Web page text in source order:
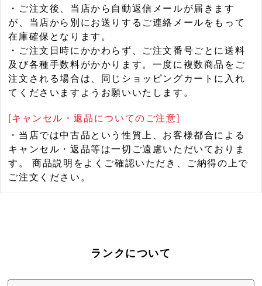
・ご注文後、当店から自動返信メールが届きます
が、当店から別にお送りするご連絡メールをもって
在庫確保となります。
・ご注文日時にかかわらず、ご注文番号ごとに送料
及び各種手数料がかかります。一度に複数商品をご
注文される場合は、同じショッピングカートに入れ
てくださいますようお願いいたします。
[キャンセル・返品についてのご注意]
・当店では中古品という性質上、お客様都合による
キャンセル・返品等は一切ご遠慮いただいておりま
す。 商品説明をよくご確認いただき、ご納得の上で
ご注文ください。
ランクについて